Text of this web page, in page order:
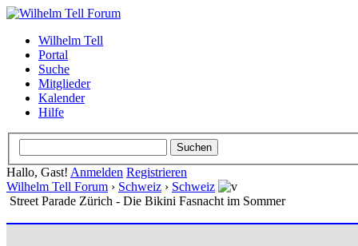
Wilhelm Tell
Portal
Suche
Mitglieder
Kalender
Hilfe
Hallo, Gast! Anmelden Registrieren
Wilhelm Tell Forum › Schweiz › Schweiz
Street Parade Zürich - Die Bikini Fasnacht im Sommer